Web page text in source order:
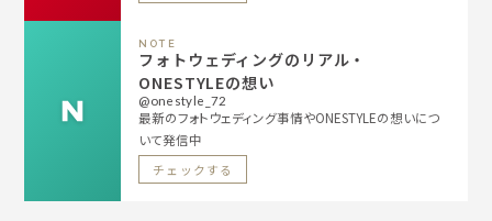
NOTE
フォトウェディングのリアル・
ONESTYLEの想い
@onestyle_72
最新のフォトウェディング事情やONESTYLEの想いにつ
いて発信中
チェックする